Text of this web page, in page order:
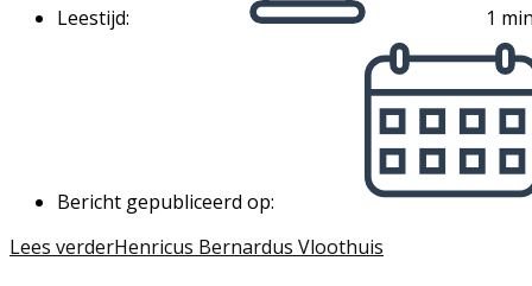
Leestijd: 1
Bericht gepubliceerd op:
Lees verderHenricus Bernardus Vloothuis